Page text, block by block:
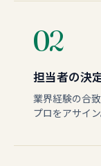
02
担当者の決
業界経験の合
プロをアサイ